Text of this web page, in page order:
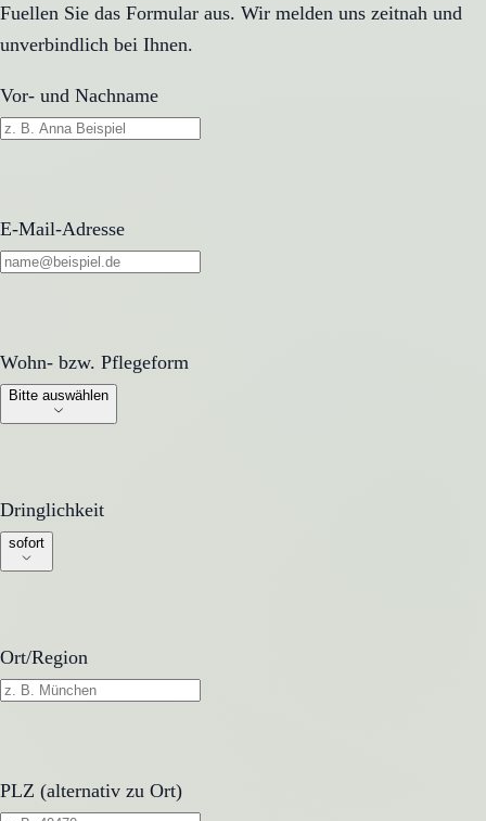
Fuellen Sie das Formular aus. Wir melden uns zeitnah und
unverbindlich bei Ihnen.
Vor- und Nachname
E-Mail-Adresse
Wohn- bzw. Pflegeform
Wohn- bzw. Pflegeform
Bitte auswählen
Dringlichkeit
Dringlichkeit
sofort
Ort/Region
PLZ (alternativ zu Ort)